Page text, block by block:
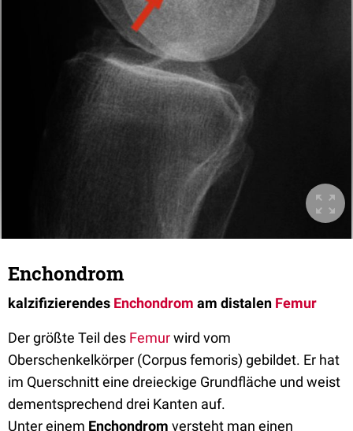
Enchondrom
kalzifizierendes Enchondrom am distalen Femur
Der größte Teil des Femurwird vom
Oberschenkelkörper (Corpus femoris) gebildet. Er hat
im Querschnitt eine dreieckige Grundfläche und weist
dementsprechend drei Kanten auf.
Unter einem Enchondrom versteht man einen